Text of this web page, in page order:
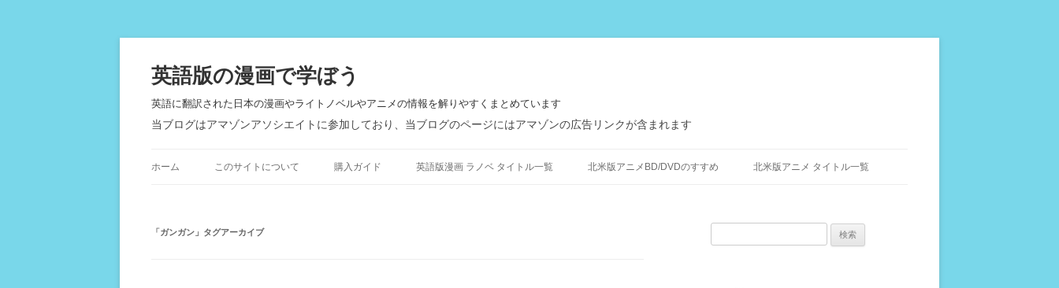
英語版の漫画で学ぼう
英語に翻訳された日本の漫画やライトノベルやアニメの情報を解りやすくまとめています
当ブログはアマゾンアソシエイトに参加しており、当ブログのページにはアマゾンの広告リンクが含まれます
ン
ホーム このサイトについて 購入ガイド 英語版漫画 ラノベ タイトル一覧 北米版アニメBD/DVDのすすめ 北米版アニメ タイトル一覧
「ガンガン 」タグアーカイブ